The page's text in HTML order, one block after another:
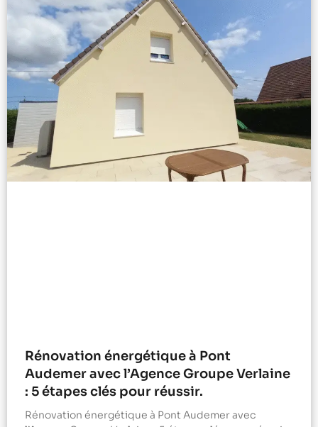
Rénovation énergétique à Pont
Audemer avec l’Agence Groupe Verlaine
: 5 étapes clés pour réussir.
Rénovation énergétique à Pont Audemer avec